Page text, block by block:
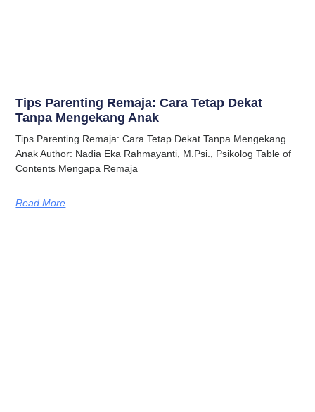
Tips Parenting Remaja: Cara Tetap Dekat
Tanpa Mengekang Anak
Tips Parenting Remaja: Cara Tetap Dekat Tanpa Mengekang
Anak Author: Nadia Eka Rahmayanti, M.Psi., Psikolog Table of
Contents Mengapa Remaja
Read More